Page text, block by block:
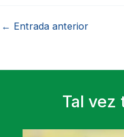
← Entrada anterior
Tal vez